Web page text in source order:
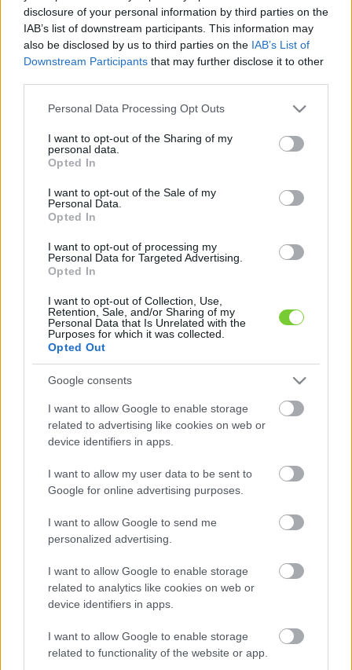
disclosure of your personal information by third parties on the
IAB’s list of downstream participants. This information may
also be disclosed by us to third parties on the IAB’s List of
Downstream Participants that may further disclose it to other
Please note that this website/app uses one or more Google
not limited to your visit or usage behaviour. You may click to
grant or deny consent to Google and its third-party tags to
use your data for below specified purposes in below Google
consent section.
Personal Data Processing Opt Outs
I want to opt-out of the Sharing of my
personal data.
Opted In
I want to opt-out of the Sale of my
Personal Data.
Opted In
I want to opt-out of processing my
Personal Data for Targeted Advertising.
Opted In
I want to opt-out of Collection, Use,
Retention, Sale, and/or Sharing of my
Personal Data that Is Unrelated with the
Purposes for which it was collected.
Opted Out
Google consents
I want to allow Google to enable storage
related to advertising like cookies on web or
device identifiers in apps.
I want to allow my user data to be sent to
Google for online advertising purposes.
I want to allow Google to send me
personalized advertising.
I want to allow Google to enable storage
related to analytics like cookies on web or
device identifiers in apps.
I want to allow Google to enable storage
related to functionality of the website or app.
Felhasználónév
Jelszó
rám
Elfelejtette jelszavát?
Elfelejtette felhasználónevét?
Regisztráció
Bejelentkezés
faiskola.hu
Kertészeti, kerti termékek és szolgáltatások térképes
szaknévsora
MI A FAISKOLA.HU?
143
14
13
10
16
12
7
8
6
2
3
9
14
4
2
143
14
13
10
16
12
7
6
3
14
2